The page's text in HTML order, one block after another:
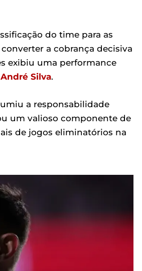
do time para as
a cobrança decisiva
exibiu uma performance
André Silva.
a responsabilidade
um valioso componente de
de jogos eliminatórios na